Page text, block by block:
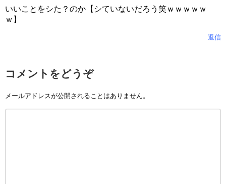
いいことをシた？のか【シていないだろう笑ｗｗｗｗｗ
ｗ】
返信
コメントをどうぞ
メールアドレスが公開されることはありません。